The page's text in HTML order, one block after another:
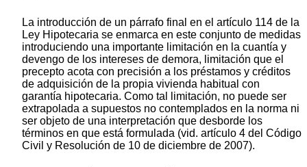
La introducción de un párrafo final en el artículo 114 de la
Ley Hipotecaria se enmarca en este conjunto de medidas
introduciendo una importante limitación en la cuantía y
devengo de los intereses de demora, limitación que el
precepto acota con precisión a los préstamos y créditos
de adquisición de la propia vivienda habitual con
garantía hipotecaria. Como tal limitación, no puede ser
extrapolada a supuestos no contemplados en la norma ni
ser objeto de una interpretación que desborde los
términos en que está formulada (vid. artículo 4 del Código
Civil y Resolución de 10 de diciembre de 2007).